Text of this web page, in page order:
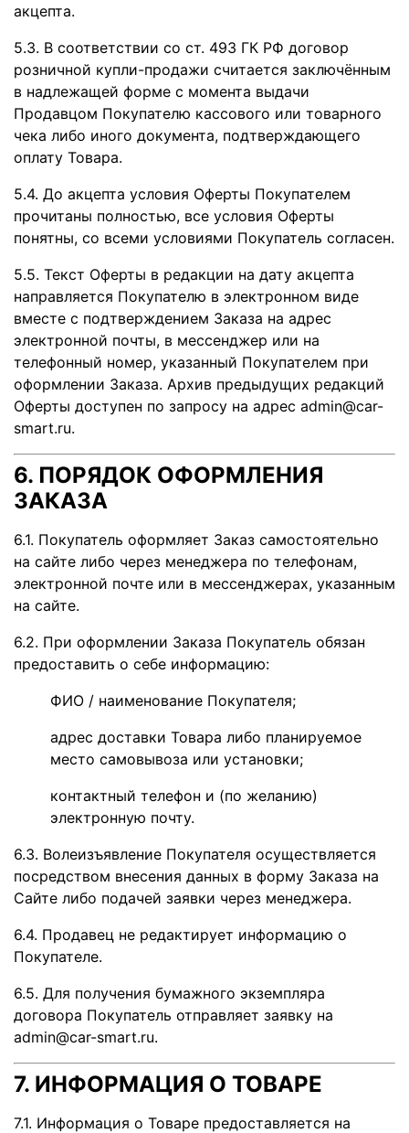
акцепта.
5.3. В соответствии со ст. 493 ГК РФ договор
розничной купли-продажи считается заключённым
в надлежащей форме с момента выдачи
Продавцом Покупателю кассового или товарного
чека либо иного документа, подтверждающего
оплату Товара.
5.4. До акцепта условия Оферты Покупателем
прочитаны полностью, все условия Оферты
понятны, со всеми условиями Покупатель согласен.
5.5. Текст Оферты в редакции на дату акцепта
направляется Покупателю в электронном виде
вместе с подтверждением Заказа на адрес
электронной почты, в мессенджер или на
телефонный номер, указанный Покупателем при
оформлении Заказа. Архив предыдущих редакций
Оферты доступен по запросу на адрес admin@car-
smart.ru.
6. ПОРЯДОК ОФОРМЛЕНИЯ
ЗАКАЗА
6.1. Покупатель оформляет Заказ самостоятельно
на сайте либо через менеджера по телефонам,
электронной почте или в мессенджерах, указанным
на сайте.
6.2. При оформлении Заказа Покупатель обязан
предоставить о себе информацию:
ФИО / наименование Покупателя;
адрес доставки Товара либо планируемое
место самовывоза или установки;
контактный телефон и (по желанию)
электронную почту.
6.3. Волеизъявление Покупателя осуществляется
посредством внесения данных в форму Заказа на
Сайте либо подачей заявки через менеджера.
6.4. Продавец не редактирует информацию о
Покупателе.
6.5. Для получения бумажного экземпляра
договора Покупатель отправляет заявку на
admin@car-smart.ru.
7. ИНФОРМАЦИЯ О ТОВАРЕ
7.1. Информация о Товаре предоставляется на